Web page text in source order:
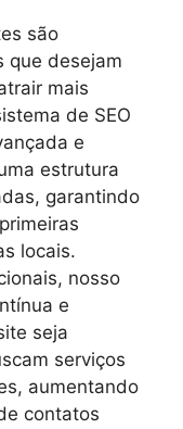
são
que desejam
mais
de SEO
e
estrutura
garantindo
locais.
nosso
e
seja
serviços
aumentando
contatos